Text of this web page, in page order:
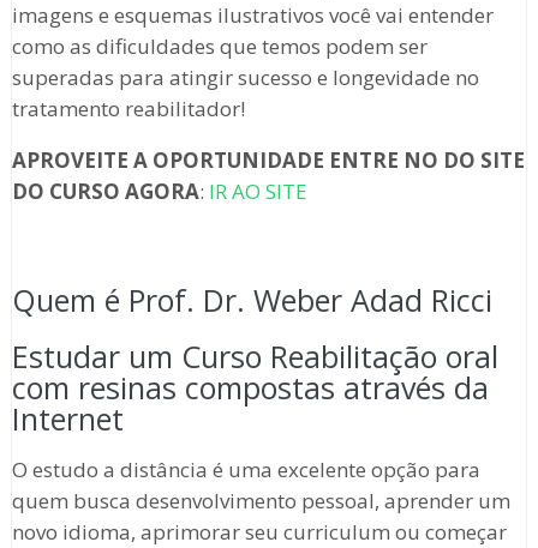
imagens e esquemas ilustrativos você vai entender
como as dificuldades que temos podem ser
superadas para atingir sucesso e longevidade no
tratamento reabilitador!
APROVEITE A OPORTUNIDADE ENTRE NO DO SITE
DO CURSO AGORA: IR AO SITE
Quem é Prof. Dr. Weber Adad Ricci
Estudar um Curso Reabilitação oral
com resinas compostas através da
Internet
O estudo a distância é uma excelente opção para
quem busca desenvolvimento pessoal, aprender um
novo idioma, aprimorar seu curriculum ou começar